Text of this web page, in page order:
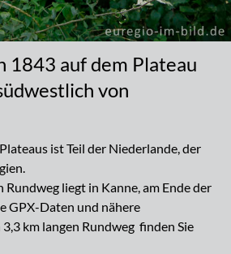
1843 auf dem Plateau
von
ist Teil der Niederlande, der
liegt in Kanne, am Ende der
GPX-Daten und nähere
km langen Rundweg finden Sie